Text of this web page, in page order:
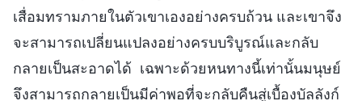
เสื่อมทรามภายในตัวเขาเองอย่างครบถ้วน และเขาจึง
จะสามารถเปลี่ยนแปลงอย่างครบบริบูรณ์และกลับ
กลายเป็นสะอาดได้ เฉพาะด้วยหนทางนี้เท่านั้นมนุษย์
จึงสามารถกลายเป็นมีค่าพอที่จะกลับคืนสู่เบื้องบัลลังก์